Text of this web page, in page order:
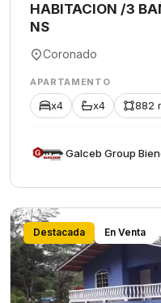
HABITACION /3
NS
Coronado
APARTAMENTO
x4 x4 882
Destacada En Venta